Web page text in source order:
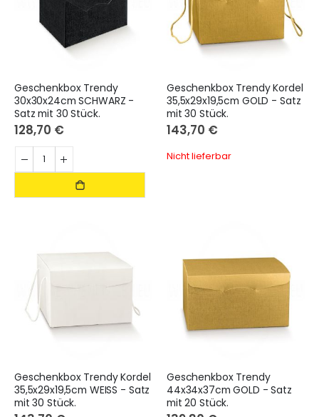
Geschenkbox Trendy
30x30x24cm SCHWARZ -
Satz mit 30 Stück.
128,70 €
Geschenkbox Trendy Kordel
35,5x29x19,5cm GOLD - Satz
mit 30 Stück.
143,70 €
Nicht lieferbar
Geschenkbox Trendy Kordel
35,5x29x19,5cm WEISS - Satz
mit 30 Stück.
Geschenkbox Trendy
44x34x37cm GOLD - Satz
mit 20 Stück.